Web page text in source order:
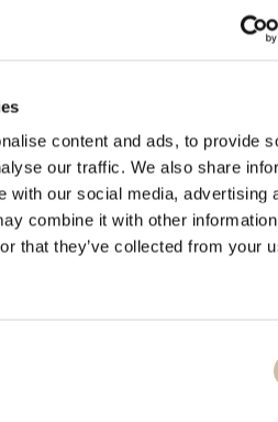
content and ads, to provide
our traffic. We also share
with our social media, advertising
combine it with other
that they’ve collected from your
dieses Produkts